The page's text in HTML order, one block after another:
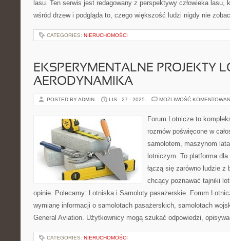
lasu. Ten serwis jest redagowany z perspektywy człowieka lasu,
wśród drzew i podgląda to, czego większość ludzi nigdy nie
CATEGORIES: NIERUCHOMOŚCI
EKSPERYMENTALNE PROJEKTY
AERODYNAMIKA
POSTED BY ADMIN LIS - 27 - 2025 MOŻLIWOŚĆ
Forum Lotnicze to
rozmów poświęcone w
samolotem, maszynom
lotniczym. To platforma
łączą się zarówno ludzie z
chcący poznawać tajniki
opinie. Polecamy: Lotniska i Samoloty pasażerskie. Forum
wymianę informacji o samolotach pasażerskich, samolotach
General Aviation. Użytkownicy mogą szukać odpowiedzi,
CATEGORIES: NIERUCHOMOŚCI